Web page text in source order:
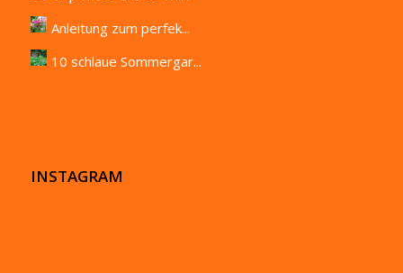
Anleitung zum perfek...
10 schlaue Sommergar...
INSTAGRAM